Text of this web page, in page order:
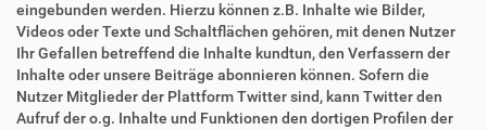
eingebunden werden. Hierzu können z.B. Inhalte wie Bilder,
Videos oder Texte und Schaltflächen gehören, mit denen Nutzer
Ihr Gefallen betreffend die Inhalte kundtun, den Verfassern der
Inhalte oder unsere Beiträge abonnieren können. Sofern die
Nutzer Mitglieder der Plattform Twitter sind, kann Twitter den
Aufruf der o.g. Inhalte und Funktionen den dortigen Profilen der